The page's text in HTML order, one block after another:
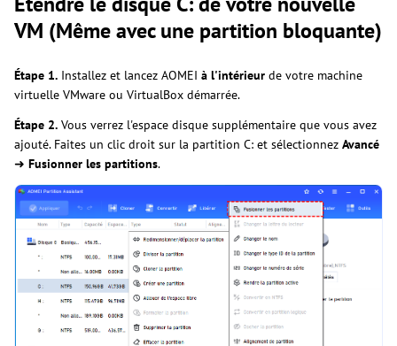
VM (Même avec une partition bloquante)
Étape 1. Installez et lancez AOMEI à l'intérieur de votre machine
virtuelle VMware ou VirtualBox démarrée.
Étape 2. Vous verrez l'espace disque supplémentaire que vous avez
ajouté. Faites un clic droit sur la partition C: et sélectionnez Avancé
➜ Fusionner les partitions.